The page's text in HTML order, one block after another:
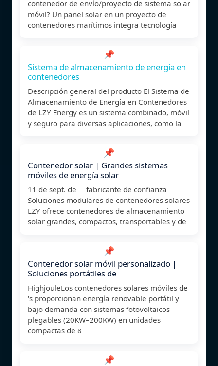
contenedor de envío/proyecto de sistema solar
móvil? Un panel solar en un proyecto de
contenedores marítimos integra tecnología
📌
Sistema de almacenamiento de energía en
contenedores
Descripción general del producto El Sistema de
Almacenamiento de Energía en Contenedores
de LZY Energy es un sistema combinado, móvil
y seguro para diversas aplicaciones, como la
📌
Contenedor solar | Grandes sistemas
móviles de energía solar
11 de sept. de fabricante de confianza
Soluciones modulares de contenedores solares
LZY ofrece contenedores de almacenamiento
solar grandes, compactos, transportables y de
📌
Contenedor solar móvil personalizado |
Soluciones portátiles de
HighjouleLos contenedores solares móviles de
's proporcionan energía renovable portátil y
bajo demanda con sistemas fotovoltaicos
plegables (20KW–200KW) en unidades
compactas de 8
📌